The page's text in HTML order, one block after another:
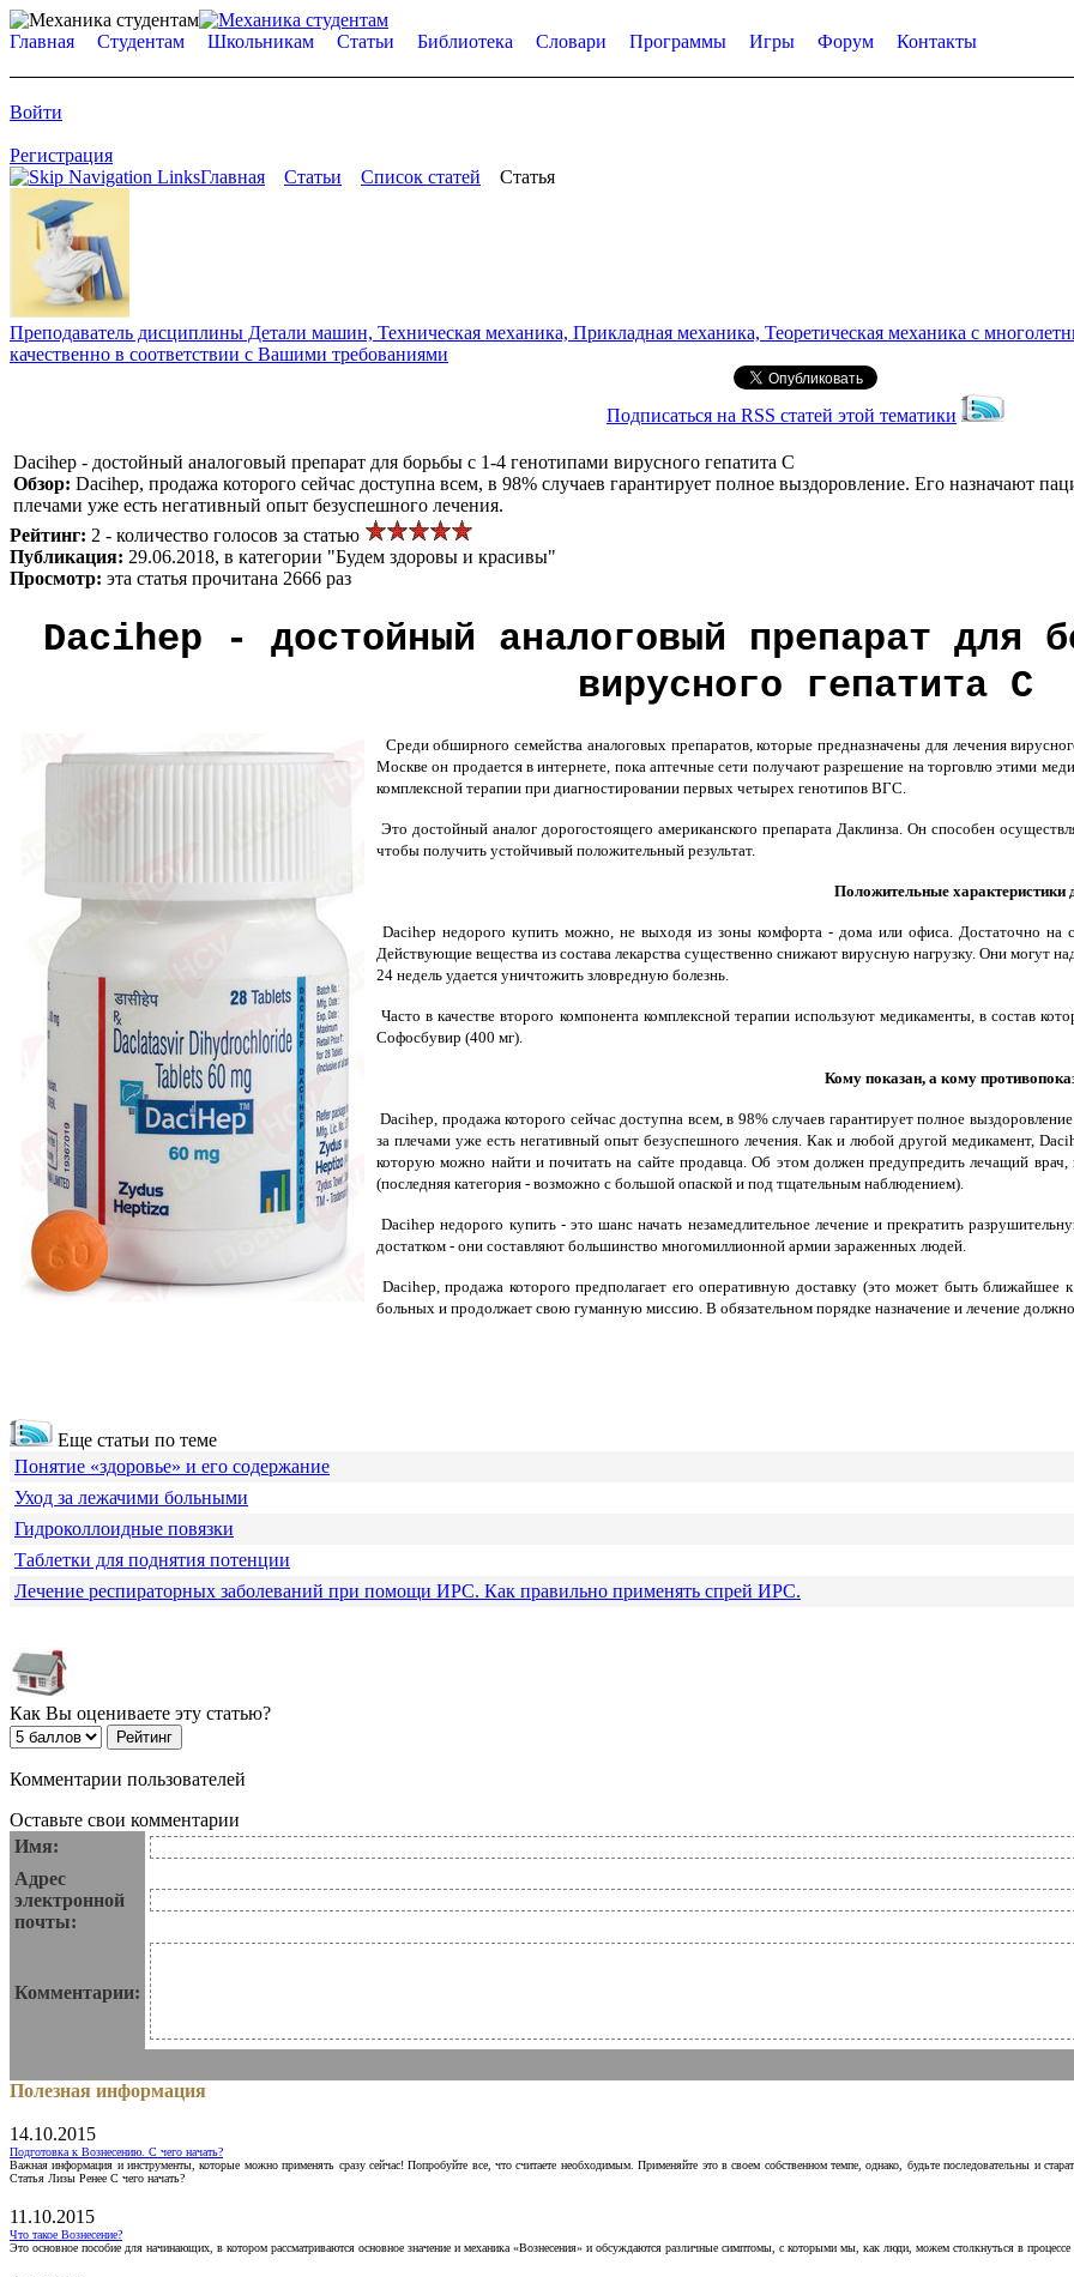
Главная Студентам Школьникам Статьи Библиотека Словари Программы Игры Форум Контакты
Войти
Регистрация
Главная
Статьи Список статей Статья
Преподаватель дисциплины Детали машин, Техническая механика, Прикладная механика, Теоретическая механика с
качественно в соответствии с Вашими требованиями
Подписаться на RSS статей этой тематики
Dacihep - достойный аналоговый препарат для борьбы с 1-4 генотипами вирусного гепатита С
Обзор: Dacihep, продажа которого сейчас доступна всем, в 98% случаев гарантирует полное выздоровление. Его назначают
плечами уже есть негативный опыт безуспешного лечения.
Рейтинг: 2 - количество голосов за статью
Публикация: 29.06.2018, в категории "Будем здоровы и красивы"
Просмотр: эта статья прочитана 2666 раз
Dacihep - достойный аналоговый препарат для
вирусного гепатита С
Среди обширного семейства аналоговых препаратов, которые предназначены для лечения
Москве он продается в интернете, пока аптечные сети получают разрешение на торговлю этими
комплексной терапии при диагностировании первых четырех генотипов ВГС.
Это достойный аналог дорогостоящего американского препарата Даклинза. Он способен
чтобы получить устойчивый положительный результат.
Положительные характеристики
Dacihep недорого купить можно, не выходя из зоны комфорта - дома или офиса. Достаточно на
Действующие вещества из состава лекарства существенно снижают вирусную нагрузку. Они могут
24 недель удается уничтожить зловредную болезнь.
Часто в качестве второго компонента комплексной терапии используют медикаменты, в состав
Софосбувир (400 мг).
Кому показан, а кому
Dacihep, продажа которого сейчас доступна всем, в 98% случаев гарантирует полное
за плечами уже есть негативный опыт безуспешного лечения. Как и любой другой медикамент,
которую можно найти и почитать на сайте продавца. Об этом должен предупредить лечащий
(последняя категория - возможно с большой опаской и под тщательным наблюдением).
Dacihep недорого купить - это шанс начать незамедлительное лечение и прекратить
достатком - они составляют большинство многомиллионной армии зараженных людей.
Dacihep, продажа которого предполагает его оперативную доставку (это может быть
больных и продолжает свою гуманную миссию. В обязательном порядке назначение и лечение
Еще статьи по теме
Понятие «здоровье» и его содержание
Уход за лежачими больными
Гидроколлоидные повязки
Таблетки для поднятия потенции
Лечение респираторных заболеваний при помощи ИРС. Как правильно применять спрей ИРС.
Как Вы оцениваете эту статью?
Комментарии пользователей
Оставьте свои комментарии
Имя:
Адрес
электронной
почты:
Комментарии:
Полезная информация
14.10.2015
Подготовка к Вознесению. С чего начать?
Важная информация и инструменты, которые можно применять сразу сейчас! Попробуйте все, что считаете необходимым. Применяйте это в своем собственном темпе, однако, будьте последовательны и
Статья Лизы Ренее С чего начать?
11.10.2015
Что такое Вознесение?
Это основное пособие для начинающих, в котором рассматриваются основное значение и механика «Вознесения» и обсуждаются различные симптомы, с которыми мы, как люди, можем столкнуться в